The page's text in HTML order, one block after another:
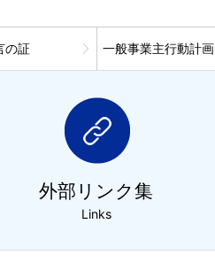
の証 一般事業主行動計画
外部リンク集
Links